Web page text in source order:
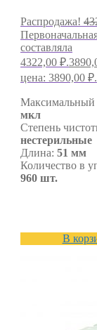
Распродажа!
составляла
4322,00 ₽.
цена: 3890,00 ₽.
Максимальный
мкл
Степень
нестерильные
Длина: 51 мм
Количество в
960 шт.
В